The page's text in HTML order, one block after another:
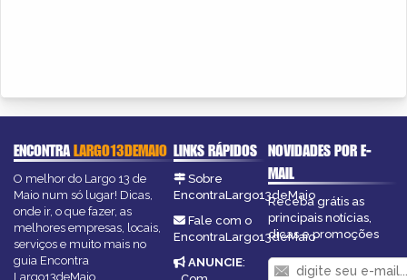
ENCONTRALARGO13DEMAIO
O melhor do Largo 13 de
Maio num só lugar! Dicas,
onde ir, o que fazer, as
melhores empresas, locais,
serviços e muito mais no
guia Encontra
Largo13deMaio.
LINKS RÁPIDOS
Sobre
EncontraLargo13deMaio
Fale com o
EncontraLargo13deMaio
ANUNCIE:
NOVIDADES POR E-
MAIL
Receba grátis as
principais notícias,
dicas e promoções